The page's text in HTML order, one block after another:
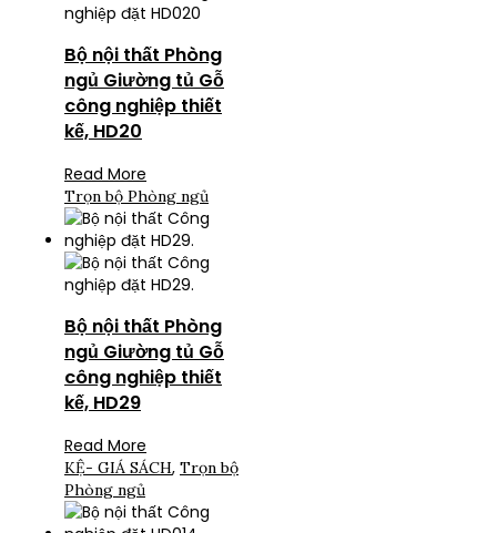
Bộ nội thất Phòng
ngủ Giường tủ Gỗ
công nghiệp thiết
kế, HD20
Read More
Trọn bộ Phòng ngủ
Bộ nội thất Phòng
ngủ Giường tủ Gỗ
công nghiệp thiết
kế, HD29
Read More
KỆ- GIÁ SÁCH, Trọn bộ
Phòng ngủ